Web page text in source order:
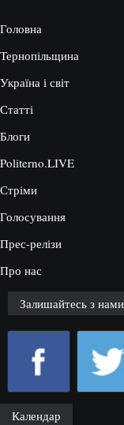
Головна
Тернопільщина
Україна і світ
Статті
Блоги
Politerno.LIVE
Стріми
Голосування
Прес-релізи
Про нас
Залишайтесь з нами
Календар